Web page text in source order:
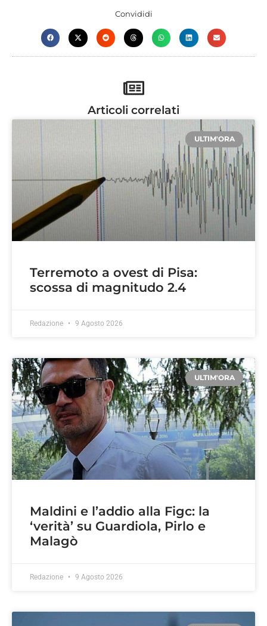
Convididi
Articoli correlati
ULTIM'ORA
Terremoto a ovest di Pisa:
scossa di magnitudo 2.4
Redazione 9 Agosto 2026
ULTIM'ORA
Maldini e l’addio alla Figc: la
‘verità’ su Guardiola, Pirlo e
Malagò
Redazione 9 Agosto 2026